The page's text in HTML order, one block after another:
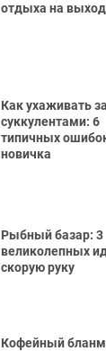
отдыха на
Как ухаживать за
суккулентами: 6
типичных
новичка
Рыбный базар: 3
великолепных
скорую руку
Кофейный